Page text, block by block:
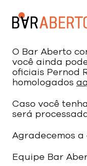
O Bar Aberto
você ainda
oficiais Pernod
homologados
Caso você
será
Agradecemos a
Equipe Bar